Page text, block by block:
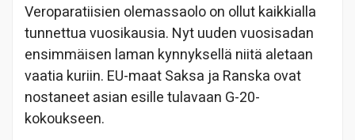
Veroparatiisien olemassaolo on ollut kaikkialla
tunnettua vuosikausia. Nyt uuden vuosisadan
ensimmäisen laman kynnyksellä niitä aletaan
vaatia kuriin. EU-maat Saksa ja Ranska ovat
nostaneet asian esille tulavaan G-20-
kokoukseen.